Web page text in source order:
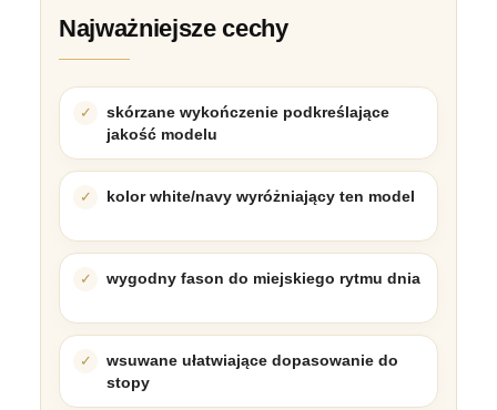
Najważniejsze cechy
skórzane wykończenie podkreślające
jakość modelu
kolor white/navy wyróżniający ten model
wygodny fason do miejskiego rytmu dnia
wsuwane ułatwiające dopasowanie do
stopy